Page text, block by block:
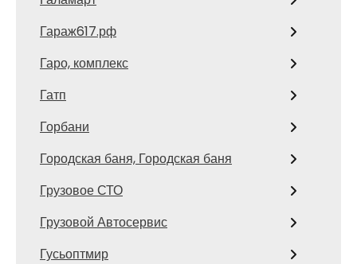
Гараж617.рф
Гаро, комплекс
Гатп
Горбани
Городская баня, Городская баня
Грузовое СТО
Грузовой Автосервис
Гусьоптмир